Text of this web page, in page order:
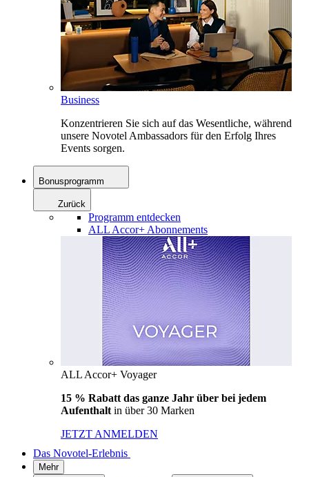
Business
Konzentrieren Sie sich auf das Wesentliche, während
unsere Novotel Ambassadors für den Erfolg Ihres
Events sorgen.
Bonusprogramm
Zurück
Programm entdecken
ALL Accor+ Abonnements
ALL Accor+ Voyager
15 % Rabatt das ganze Jahr über bei jedem
Aufenthalt in über 30 Marken
JETZT ANMELDEN
Das Novotel-Erlebnis
Mehr